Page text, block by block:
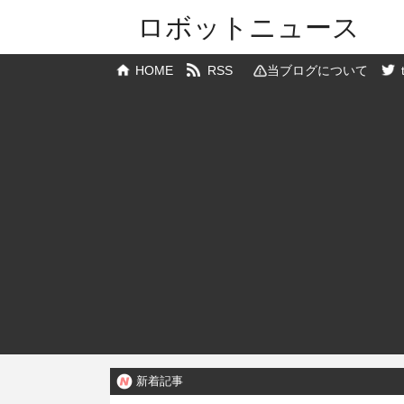
ロボットニュース
HOME RSS 当ブログについて
新着記事